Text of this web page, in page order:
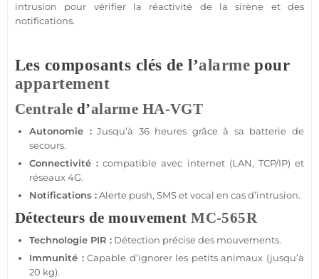
intrusion pour vérifier la réactivité de lasirène et des
notifications.
Les composants clés de l’alarme pour
appartement
Centrale d’alarme HA-VGT
Autonomie :Jusqu’à 36 heures grâce à sa batterie de
secours.
Connectivité : compatible avec internet (LAN, TCP/IP) et
réseaux4G.
Notifications :Alerte push, SMS et vocal en cas d’intrusion.
Détecteurs de mouvementMC-565R
Technologie PIR : Détection précise des mouvements.
Immunité :Capable d’ignorer les petits animaux (jusqu’à
20 kg).